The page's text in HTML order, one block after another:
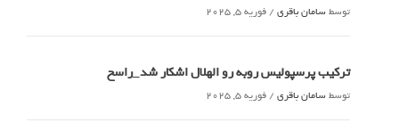
توسطسامان باقری / فوریه 5, 2025
ترکیب پرسپولیس روبه رو الهلال اشکار شد_راسخ
توسطسامان باقری / فوریه 5, 2025